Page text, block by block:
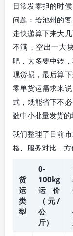
日常发零担的时
问题：给池州的
走快递算下来大
不满，空出一大
吧，大多要中转
现货损，最后算
零单货运需求来
式，既能省下不
数中小批量发货的
我们整理了目前
格、服务对比，方
货
运
类
型
0-
100kg
运价
（元/
公
斤）